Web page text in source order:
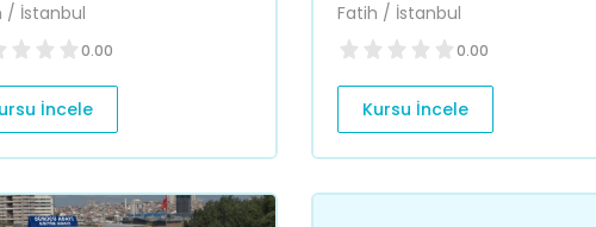
/ İstanbul
0.00
İncele
Fatih / İstanbul
0.00
Kursu İncele